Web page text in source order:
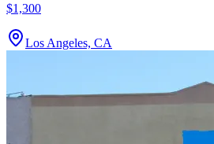
$1,300
Los Angeles, CA